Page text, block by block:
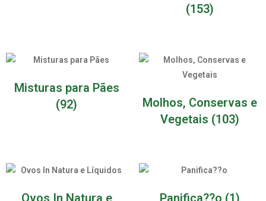
(153)
Misturas para Pães
(92)
Molhos, Conservas e
Vegetais (103)
Ovos In Natura e
Panifica??o (1)